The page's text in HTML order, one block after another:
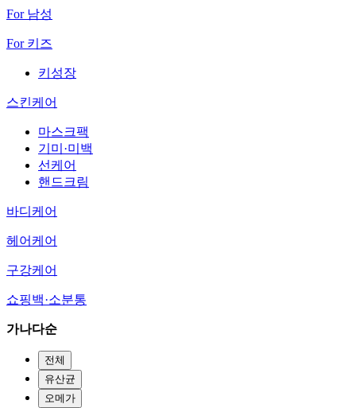
For 남성
For 키즈
키성장
스킨케어
마스크팩
기미·미백
선케어
핸드크림
바디케어
헤어케어
구강케어
쇼핑백·소분통
가나다순
전체
유산균
오메가